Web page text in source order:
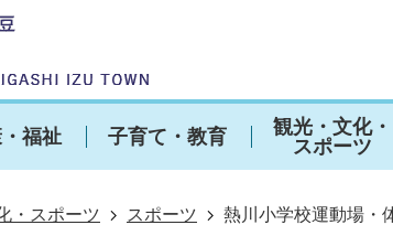
福祉 子育て・教育
観光・文化・
スポーツ
・スポーツ スポーツ 熱川小学校運動場・